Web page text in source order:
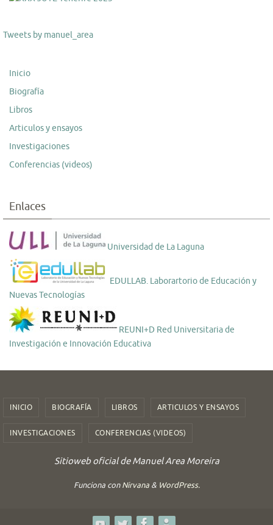
Tweets by manuel_area
Inicio
Biografía
Libros
Articulos y ensayos
Investigaciones
Conferencias (videos)
Enlaces
Universidad de La Laguna
EDULLAB. Laborartorio de Educación y
Nuevas Tecnologías
REUNI+D Red Universitaria de
Investigación e Innovación Educativa
INICIO BIOGRAFÍA LIBROS ARTICULOS Y ENSAYOS
INVESTIGACIONES CONFERENCIAS (VIDEOS)
Sitioweb oficial de Manuel Area Moreira
Funciona conNirvana& WordPress.